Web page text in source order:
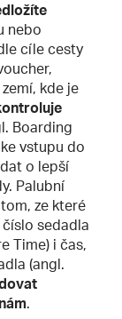
nebo
cíle cesty
kde je
Boarding
vstupu do
o lepší
Palubní
ze které
sedadla
Time) i čas,
(angl.
.